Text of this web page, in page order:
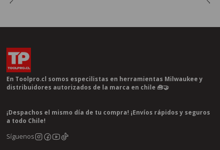
En Toolpro.cl somos especilistas en herramientas Milwaukee y
distribuidores autorizados de la marca en chile 🧰🤝
¡Despachos el mismo día de tu compra! ¡Envíos rápidos y seguros
a todo Chile!
Síguenos